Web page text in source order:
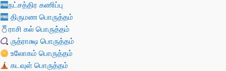
நட்சத்திர கணிப்பு
திருமண பொருத்தம்
ராசி கல் பொருத்தம்
ருத்ராக்ஷ பொருத்தம்
உலோகம் பொருத்தம்
கடவுள் பொருத்தம்